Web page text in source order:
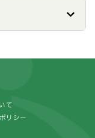
て
リシー